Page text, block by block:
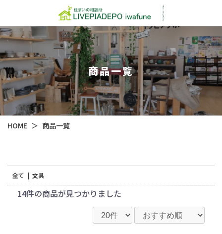
商品一覧
HOME ＞ 商品一覧
全て | 文具
14件の商品が見つかりました